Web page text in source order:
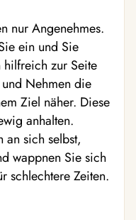
nur Angenehmes.
ein und Sie
zur Seite
Nehmen die
Ziel näher. Diese
anhalten.
an sich selbst,
wappnen Sie sich
schlechtere Zeiten.